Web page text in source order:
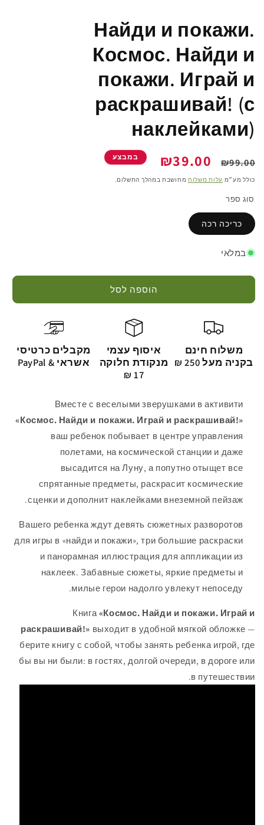
Найди и покажи.
Космос. Найди и
покажи. Играй и
раскрашивай! (с
наклейками)
מחיר
רגיל
₪99.00
מחיר
מבצע
₪39.00 במבצע
כולל מע״מ עלות משלוח מחושבת במהלך התשלום.
סוג ספר
כריכה רכה
במלאי
הוספה לסל
משלוח חינם
בקניה מעל 250 ₪
איסוף עצמי
מנקודת חלוקה
17 ₪
מקבלים כרטיסי
אשראי & PayPal
Вместе с веселыми зверушками в активити
«Космос. Найди и покажи. Играй и раскрашивай!»
ваш ребенок побывает в центре управления
полетами, на космической станции и даже
высадится на Луну, а попутно отыщет все
спрятанные предметы, раскрасит космические
сценки и дополнит наклейками внеземной пейзаж.
Вашего ребенка ждут девять сюжетных разворотов
для игры в «найди и покажи», три большие раскраски
и панорамная иллюстрация для аппликации из
наклеек. Забавные сюжеты, яркие предметы и
милые герои надолго увлекут непоседу.
Книга«Космос. Найди и покажи. Играй и
раскрашивай!» выходит в удобной мягкой обложке —
берите книгу с собой, чтобы занять ребенка игрой, где
бы вы ни были: в гостях, долгой очереди, в дороге или
в путешествии.